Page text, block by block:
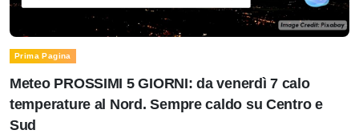
Prima Pagina
Meteo PROSSIMI 5 GIORNI: da venerdì 7 calo
temperature al Nord. Sempre caldo su Centro e
Sud